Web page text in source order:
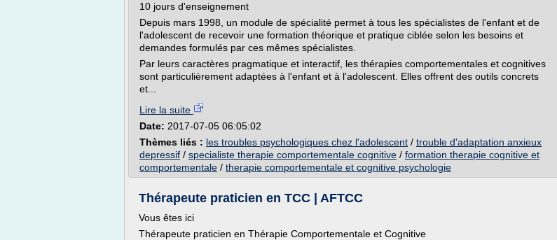
10 jours d'enseignement
Depuis mars 1998, un module de spécialité permet à tous les spécialistes de l'enfant et de
l'adolescent de recevoir une formation théorique et pratique ciblée selon les besoins et
demandes formulés par ces mêmes spécialistes.
Par leurs caractères pragmatique et interactif, les thérapies comportementales et cognitives
sont particulièrement adaptées à l'enfant et à l'adolescent. Elles offrent des outils concrets
et...
Lire la suite
Date: 2017-07-05 06:05:02
Thèmes liés : les troubles psychologiques chez l'adolescent / trouble d'adaptation anxieux
depressif / specialiste therapie comportementale cognitive / formation therapie cognitive et
comportementale / therapie comportementale et cognitive psychologie
Thérapeute praticien en TCC | AFTCC
Vous êtes ici
Thérapeute praticien en Thérapie Comportementale et Cognitive